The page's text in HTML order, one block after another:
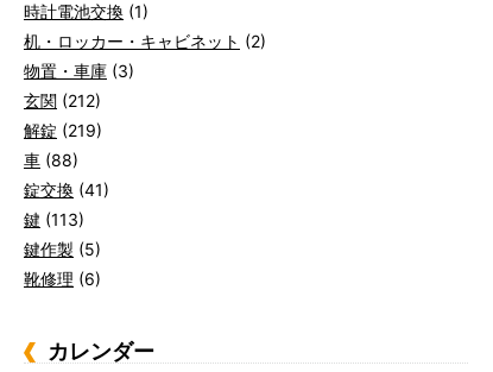
時計電池交換 (1)
机・ロッカー・キャビネット (2)
物置・車庫 (3)
玄関 (212)
解錠 (219)
車 (88)
錠交換 (41)
鍵 (113)
鍵作製 (5)
靴修理 (6)
カレンダー